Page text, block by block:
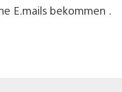
E.mails bekommen .